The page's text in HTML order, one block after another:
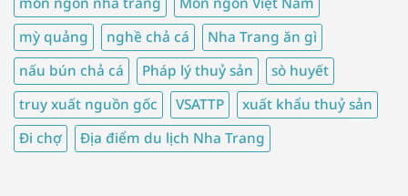
mỳ quảng
nghề chả cá
Nha Trang ăn gì
nấu bún chả cá
Pháp lý thuỷ sản
sò huyết
truy xuất nguồn gốc
VSATTP
xuất khẩu thuỷ sản
Đi chợ
Địa điểm du lịch Nha Trang